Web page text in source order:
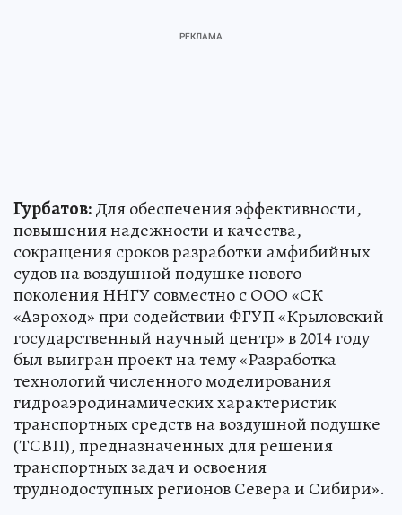
Гурбатов:Для обеспечения эффективности,
повышения надежности и качества,
сокращения сроков разработки амфибийных
судов на воздушной подушке нового
поколения ННГУ совместно с ООО «СК
«Аэроход» при содействии ФГУП «Крыловский
государственный научный центр» в 2014 году
был выигран проект на тему «Разработка
технологий численного моделирования
гидроаэродинамических характеристик
транспортных средств на воздушной подушке
(ТСВП), предназначенных для решения
транспортных задач и освоения
труднодоступных регионов Севера и Сибири».